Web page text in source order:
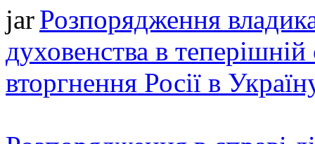
Розпорядження
духовенства в теперішній
вторгнення Росії в